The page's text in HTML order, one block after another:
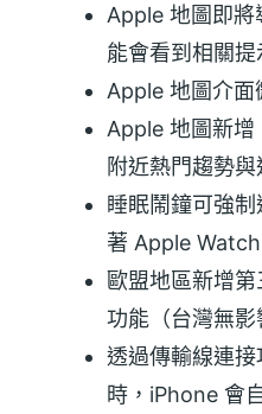
Apple 地圖即將
能會看到相關提
Apple 地圖介面
Apple 地圖新增
附近熱門趨勢
睡眠鬧鐘可強
著 Apple
歐盟地區新增第
功能（台灣無影
透過傳輸線連
時，iPhone 會